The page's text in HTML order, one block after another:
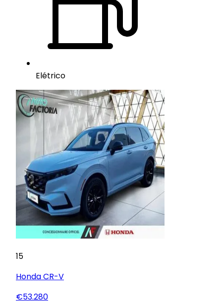
Elétrico
15
HondaCR-V
€53.280